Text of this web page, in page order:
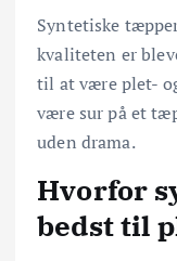
Syntetiske
kvaliteten er
til at være plet-
være sur på et
uden drama.
Hvorfor
bedst til